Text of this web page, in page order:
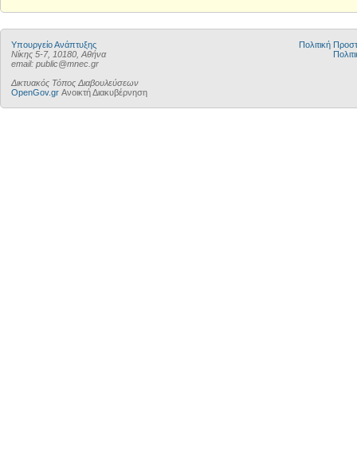
Υπουργείο Ανάπτυξης
Νίκης 5-7, 10180, Αθήνα
email: public@mnec.gr
Δικτυακός Τόπος Διαβουλεύσεων
OpenGov.gr Ανοικτή Διακυβέρνηση
Πολιτική